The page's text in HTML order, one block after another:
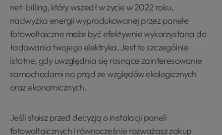
net-billing, który wszedł w życie w 2022 roku,
nadwyżka energii wyprodukowanej przez panele
fotowoltaiczne może być efektywnie wykorzystana do
ładowania twojego elektryka. Jest to szczególnie
istotne, gdy uwzględnia się rosnące zainteresowanie
samochodami na prąd ze względów ekologicznych
oraz ekonomicznych.
Jeśli stoisz przed decyzją o instalacji paneli
fotowoltaicznych i równocześnie rozważasz zakup